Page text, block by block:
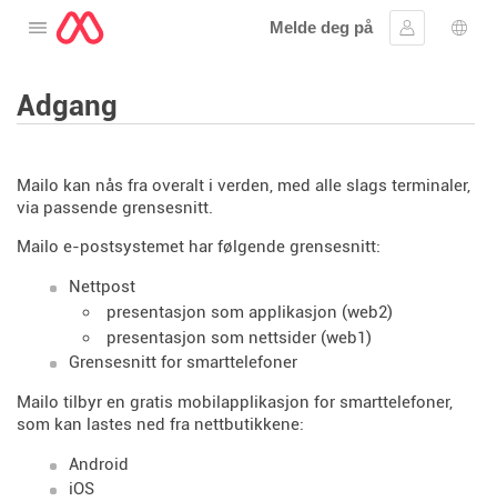
Åpne menyen
Melde deg på
Logg inn
Adgang
Mailo kan nås fra overalt i verden, med alle slags terminaler,
via passende grensesnitt.
Mailo e-postsystemet har følgende grensesnitt:
Nettpost
presentasjon som applikasjon (web2)
presentasjon som nettsider (web1)
Grensesnitt for smarttelefoner
Mailo tilbyr en gratis mobilapplikasjon for smarttelefoner,
som kan lastes ned fra nettbutikkene:
Android
iOS